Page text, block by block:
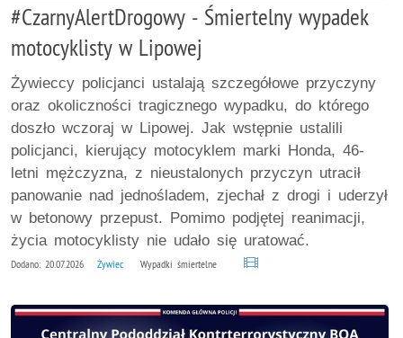
#CzarnyAlertDrogowy - Śmiertelny wypadek
motocyklisty w Lipowej
Żywieccy policjanci ustalają szczegółowe przyczyny
oraz okoliczności tragicznego wypadku, do którego
doszło wczoraj w Lipowej. Jak wstępnie ustalili
policjanci, kierujący motocyklem marki Honda, 46-
letni mężczyzna, z nieustalonych przyczyn utracił
panowanie nad jednośladem, zjechał z drogi i uderzył
w betonowy przepust. Pomimo podjętej reanimacji,
życia motocyklisty nie udało się uratować.
Dodano: 20.07.2026 ŻywiecWypadki śmiertelne